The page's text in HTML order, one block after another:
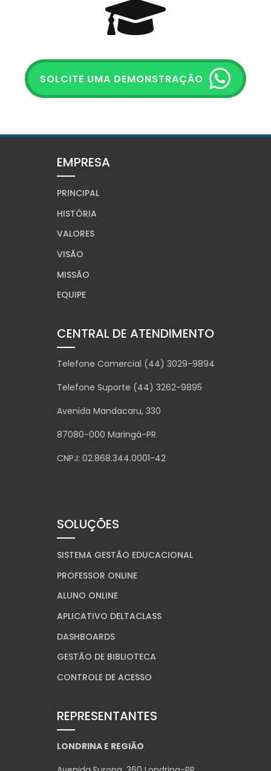
SOLCITE UMA DEMONSTRAÇÃO
EMPRESA
PRINCIPAL
HISTÓRIA
VALORES
VISÃO
MISSÃO
EQUIPE
CENTRAL DE ATENDIMENTO
Telefone Comercial (44) 3029-9894
Telefone Suporte (44) 3262-9895
Avenida Mandacaru, 330
87080-000 Maringá-PR
CNPJ: 02.868.344.0001-42
SOLUÇÕES
SISTEMA GESTÃO EDUCACIONAL
PROFESSOR ONLINE
ALUNO ONLINE
APLICATIVO DELTACLASS
DASHBOARDS
GESTÃO DE BIBLIOTECA
CONTROLE DE ACESSO
REPRESENTANTES
LONDRINA E REGIÃO